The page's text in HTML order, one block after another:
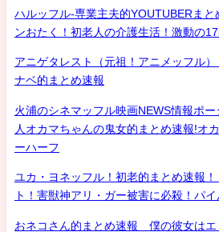
ハルッフル-専業主夫的YOUTUBERまと
ンおたく！初老人の介護生活！激動の
アニゲタレスト（元祖！アニメッフル
ナベ的まとめ速報
火浦のシネマッフル映画NEWS情報ポ
人オカマちゃんの鬼女的まとめ速報!オ
ーハーフ
ユカ・ヨネッフル！初老的まとめ速報
ト！害獣神アリ・ガー被害に必殺！パ
おネコさん的まとめ速報 僕の彼女はエ